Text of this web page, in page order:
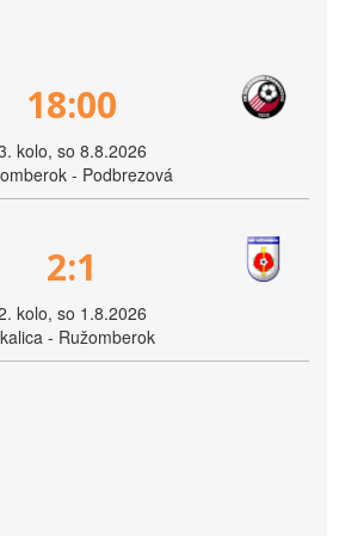
18:00
kolo, so 8.8.2026
- Podbrezová
2:1
kolo, so 1.8.2026
- Ružomberok